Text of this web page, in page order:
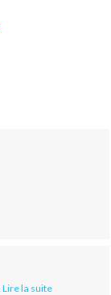
Lire la suite